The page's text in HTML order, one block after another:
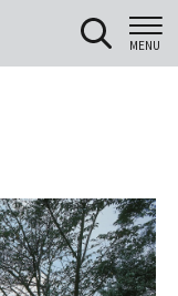
MENU